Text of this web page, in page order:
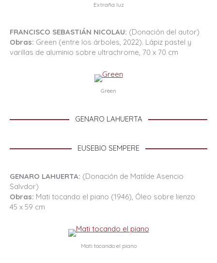
Extraña luz
FRANCISCO SEBASTIÁN NICOLAU: (Donación del autor)
Obras: Green (entre los árboles, 2022). Lápiz pastel y
varillas de aluminio sobre ultrachrome, 70 x 70 cm
Green
GENARO LAHUERTA
EUSEBIO SEMPERE
GENARO LAHUERTA: (Donación de Matilde Asencio
Salvdor)
Obras: Mati tocando el piano (1946), Óleo sobre lienzo
45 x 59 cm
Mati tocando el piano